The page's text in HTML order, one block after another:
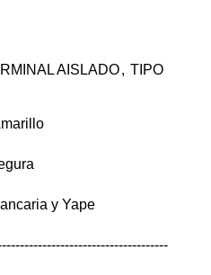
AISLADO, TIPO
y Yape